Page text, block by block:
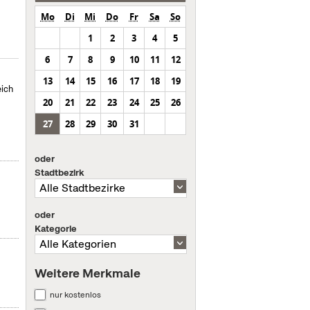
Mo Di Mi Do Fr Sa
So
1
2 3 4
5
6
7 8 9 10 11
12
13
14 15 16 17 18
19
20
21 22 23 24 25
26
27
28 29 30 31
oder
Stadtbezirk
oder
Kategorie
Weitere Merkmale
nur kostenlos